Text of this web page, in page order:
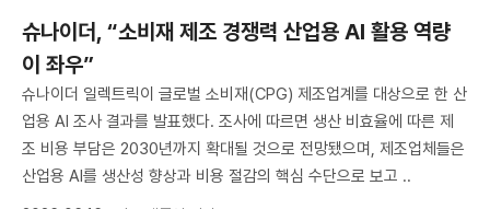
슈나이더, “소비재 제조 경쟁력 산업용 AI 활용 역량
이 좌우”
슈나이더 일렉트릭이 글로벌 소비재(CPG) 제조업계를 대상으로 한 산
업용 AI 조사 결과를 발표했다. 조사에 따르면 생산 비효율에 따른 제
조 비용 부담은 2030년까지 확대될 것으로 전망됐으며, 제조업체들은
산업용 AI를 생산성 향상과 비용 절감의 핵심 수단으로 보고 ..